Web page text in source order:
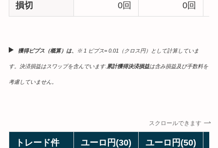
損切 0回 0回
獲得ピプス（概算）は、 ※ 1 ピプス= 0.01（クロス円）として計算していま
す。決済損益はスワップを含んでいます. 累計獲得決済損益は含み損益及び手数料を
考慮していません。
スクロールできます
トレード件 ユーロ円(30) ユーロ円(50)